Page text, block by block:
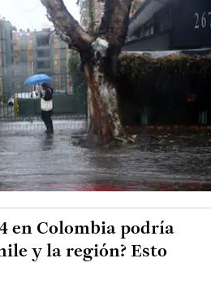
en Colombia podría
y la región? Esto